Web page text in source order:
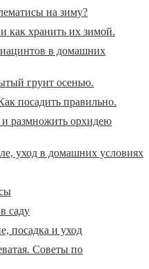
на зиму?
как хранить их зимой.
в домашних
грунт осенью.
посадить правильно.
и размножить орхидею
уход в домашних условиях
саду
посадка и уход
Советы по